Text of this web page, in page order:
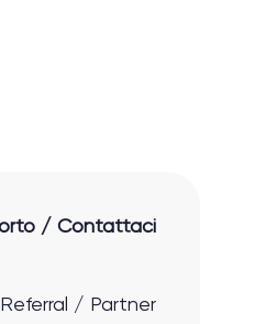
/ Contattaci
Referral / Partner